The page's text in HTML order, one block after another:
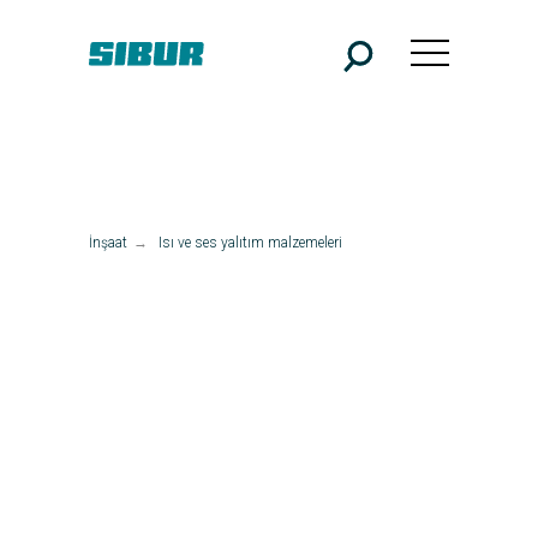
İnşaat → Isı ve ses yalıtım malzemeleri